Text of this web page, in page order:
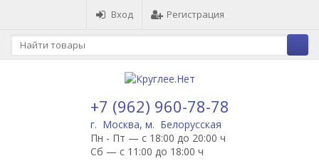
Вход Регистрация
+7 (962) 960-78-78
г. Москва, м. Белорусская
Пн - Пт — с 18:00 до 20:00 ч
Сб — с 11:00 до 18:00 ч